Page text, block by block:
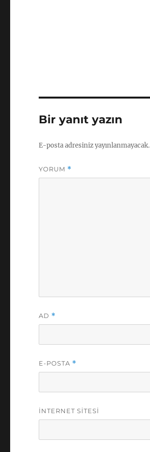
Bir yanıt yazın
E-posta adresiniz yayınlanmayacak.
YORUM *
AD *
E-POSTA *
İNTERNET SITESI